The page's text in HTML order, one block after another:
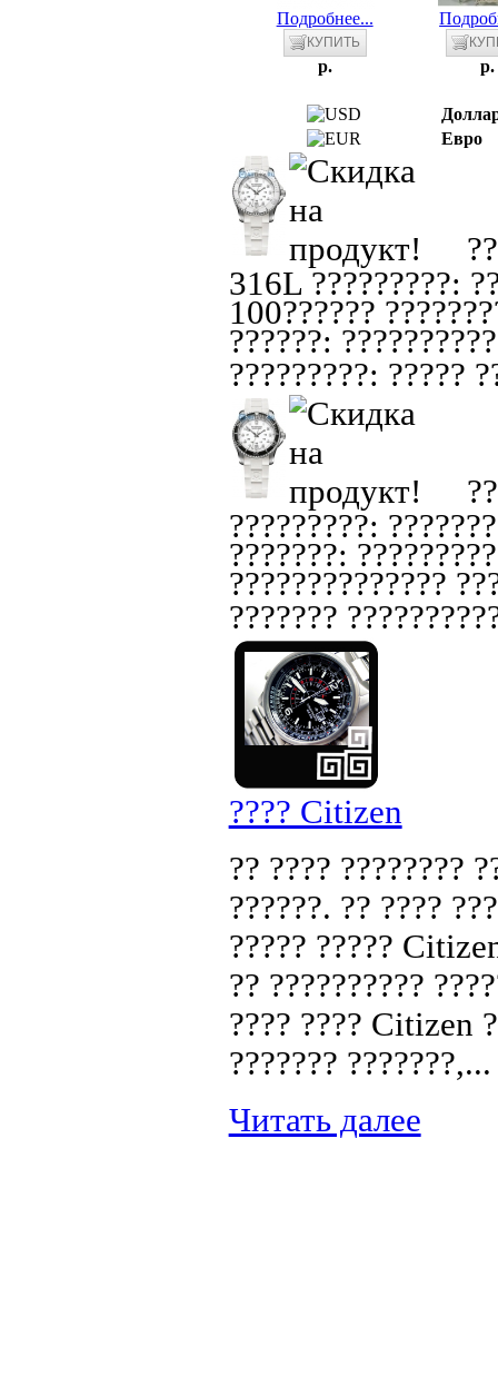
Подробнее...
p. p.
Евро
316L ?????????:
100??????
??????:
?????????: ?????
?????????:
???????:
??????????????
???????
???? Citizen
?? ???? ????????
??????. ?? ????
????? ?????
?? ??????????
???? ???? Citizen
??????? ???????,...
Читать далее